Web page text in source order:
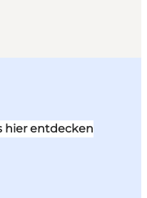
hier entdecken